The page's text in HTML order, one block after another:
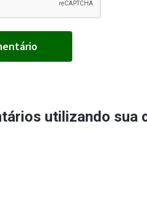
utilizando sua